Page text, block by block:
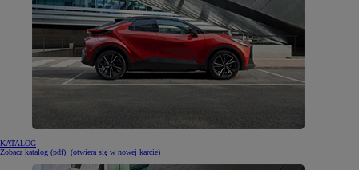
KATALOG
Zobacz katalog (pdf) (otwiera się w nowej karcie)